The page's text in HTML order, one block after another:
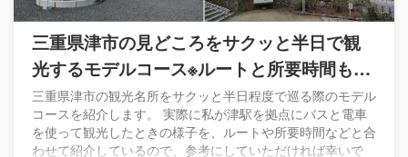
三重県津市の見どころをサクッと半日で観
光するモデルコース※ルートと所要時間も紹
介
三重県津市の観光名所をサクッと半日程度で巡る際のモデル
コースを紹介します。 実際に私が津駅を拠点にバスと電車
を使って観光したときの様子を、ルートや所要時間などと合
わせて紹介しているので、参考にしていただければ幸いで